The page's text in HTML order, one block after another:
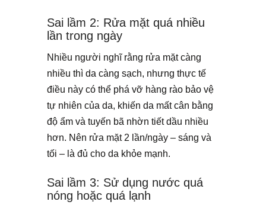
Sai lầm 2: Rửa mặt quá nhiều
lần trong ngày
Nhiều người nghĩ rằng rửa mặt càng
nhiều thì da càng sạch, nhưng thực tế
điều này có thể phá vỡ hàng rào bảo vệ
tự nhiên của da, khiến da mất cân bằng
độ ẩm và tuyến bã nhờn tiết dầu nhiều
hơn. Nên rửa mặt 2 lần/ngày – sáng và
tối – là đủ cho da khỏe mạnh.
Sai lầm 3: Sử dụng nước quá
nóng hoặc quá lạnh